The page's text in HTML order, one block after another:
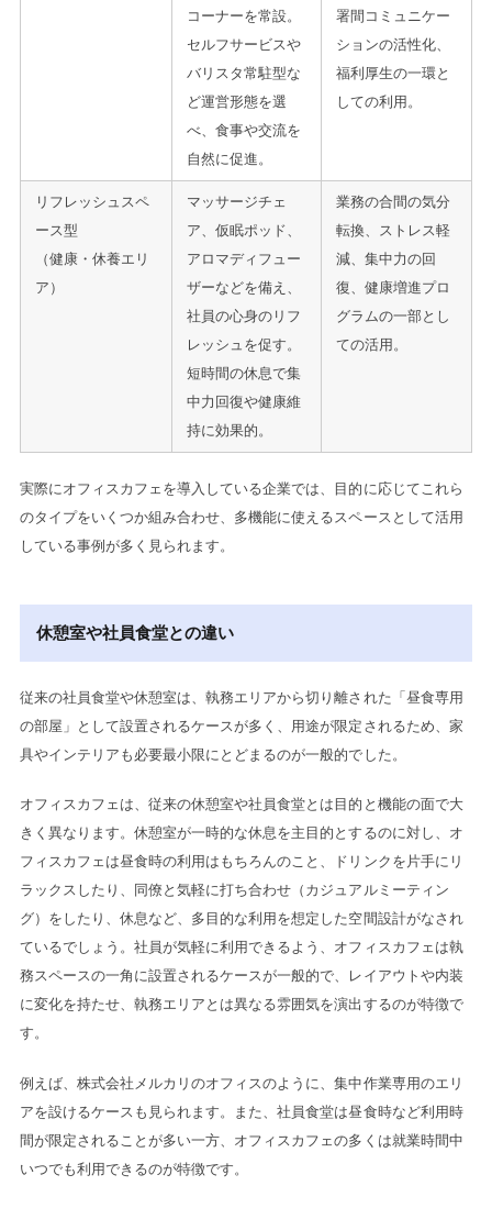
コーナーを常設。
セルフサービスや
バリスタ常駐型な
ど運営形態を選
べ、食事や交流を
自然に促進。
署間コミュニケー
ションの活性化、
福利厚生の一環と
しての利用。
リフレッシュスペ
ース型
（健康・休養エリ
ア）
マッサージチェ
ア、仮眠ポッド、
アロマディフュー
ザーなどを備え、
社員の心身のリフ
レッシュを促す。
短時間の休息で集
中力回復や健康維
持に効果的。
業務の合間の気分
転換、ストレス軽
減、集中力の回
復、健康増進プロ
グラムの一部とし
ての活用。
実際にオフィスカフェを導入している企業では、目的に応じてこれら
のタイプをいくつか組み合わせ、多機能に使えるスペースとして活用
している事例が多く見られます。
休憩室や社員食堂との違い
従来の社員食堂や休憩室は、執務エリアから切り離された「昼食専用
の部屋」として設置されるケースが多く、用途が限定されるため、家
具やインテリアも必要最小限にとどまるのが一般的でした。
オフィスカフェは、従来の休憩室や社員食堂とは目的と機能の面で大
きく異なります。休憩室が一時的な休息を主目的とするのに対し、オ
フィスカフェは昼食時の利用はもちろんのこと、ドリンクを片手にリ
ラックスしたり、同僚と気軽に打ち合わせ（カジュアルミーティン
グ）をしたり、休息など、多目的な利用を想定した空間設計がなされ
ているでしょう。社員が気軽に利用できるよう、オフィスカフェは執
務スペースの一角に設置されるケースが一般的で、レイアウトや内装
に変化を持たせ、執務エリアとは異なる雰囲気を演出するのが特徴で
す。
例えば、株式会社メルカリのオフィスのように、集中作業専用のエリ
アを設けるケースも見られます。また、社員食堂は昼食時など利用時
間が限定されることが多い一方、オフィスカフェの多くは就業時間中
いつでも利用できるのが特徴です。